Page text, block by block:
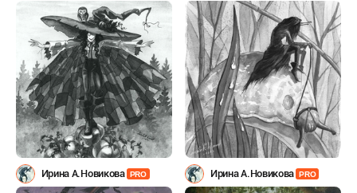
Ирина А.Новикова PRO Ирина А.Новикова PRO